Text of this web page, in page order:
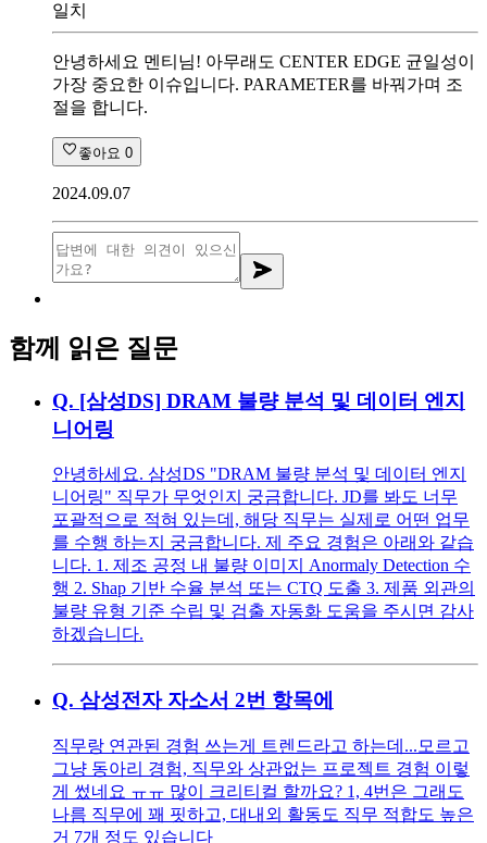
일치
안녕하세요 멘티님! 아무래도 CENTER EDGE 균일성이
가장 중요한 이슈입니다. PARAMETER를 바꿔가며 조
절을 합니다.
좋아요 0
2024.09.07
함께 읽은 질문
Q. [삼성DS] DRAM 불량 분석 및 데이터 엔지
니어링
안녕하세요. 삼성DS "DRAM 불량 분석 및 데이터 엔지
니어링" 직무가 무엇인지 궁금합니다. JD를 봐도 너무
포괄적으로 적혀 있는데, 해당 직무는 실제로 어떤 업무
를 수행 하는지 궁금합니다. 제 주요 경험은 아래와 같습
니다. 1. 제조 공정 내 불량 이미지 Anormaly Detection 수
행 2. Shap 기반 수율 분석 또는 CTQ 도출 3. 제품 외관의
불량 유형 기준 수립 및 검출 자동화 도움을 주시면 감사
하겠습니다.
Q. 삼성전자 자소서 2번 항목에
직무랑 연관된 경험 쓰는게 트렌드라고 하는데...모르고
그냥 동아리 경험, 직무와 상관없는 프로젝트 경험 이렇
게 썼네요 ㅠㅠ 많이 크리티컬 할까요? 1, 4번은 그래도
나름 직무에 꽤 핏하고, 대내외 활동도 직무 적합도 높은
거 7개 정도 있습니다